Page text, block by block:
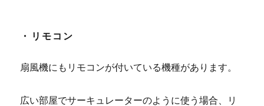
・リモコン
扇風機にもリモコンが付いている機種があります。
広い部屋でサーキュレーターのように使う場合、リ